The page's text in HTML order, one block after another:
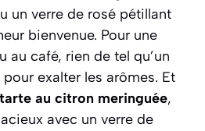
un verre de rosé pétillant
bienvenue. Pour une
au café, rien de tel qu’un
exalter les arômes. Et
tarte au citron meringuée,
avec un verre de